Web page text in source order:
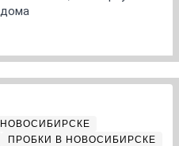
ПРОБКИ В НОВОСИБИРСКЕ